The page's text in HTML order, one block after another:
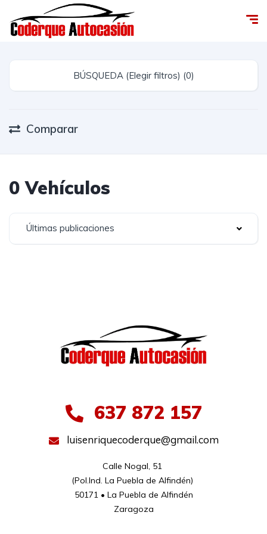
BÚSQUEDA (Elegir filtros) (0)
Comparar
0 Vehículos
Últimas publicaciones
637 872 157
luisenriquecoderque@gmail.com
Calle Nogal, 51
(Pol.Ind. La Puebla de Alfindén)
50171 • La Puebla de Alfindén
Zaragoza